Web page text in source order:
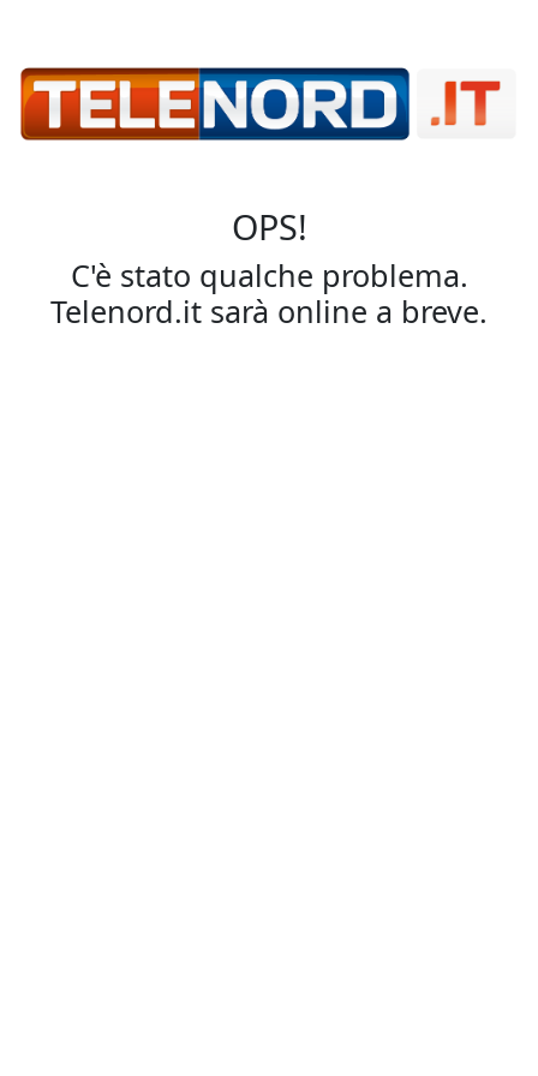
OPS!
C'è stato qualche problema.
Telenord.it sarà online a breve.